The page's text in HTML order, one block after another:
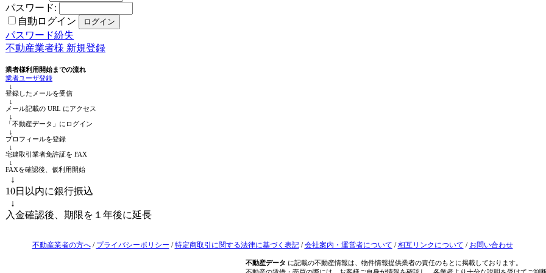
パスワード:
自動ログイン
パスワード紛失
不動産業者様 新規登録
業者様利用開始までの流れ
業者ユーザ登録
↓
登録したメールを受信
↓
メール記載の URL にアクセス
↓
「不動産データ」にログイン
↓
プロフィールを登録
↓
宅建取引業者免許証を FAX
↓
FAXを確認後、仮利用開始
↓
10日以内に銀行振込
↓
入金確認後、期限を１年後に延長
不動産業者の方へ/ プライバシーポリシー /特定商取引に関する法律に基づく表記/会社案内・運営者について /相互リンクについて / お問い合わせ
不動産データ に記載の不動産情報は、物件情報提供業者の責任のもとに掲載しております。